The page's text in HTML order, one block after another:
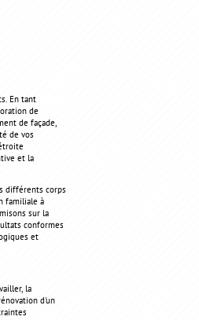
En tant
de
de façade,
de vos
et la
différents corps
familiale à
sur la
conformes
et
la
d'un